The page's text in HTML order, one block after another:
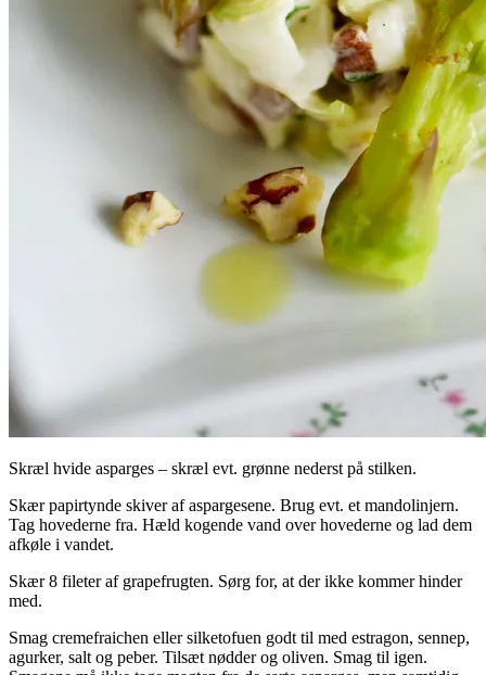
Skræl hvide asparges – skræl evt. grønne nederst på stilken.
Skær papirtynde skiver af aspargesene. Brug evt. et mandolinjern.
Tag hovederne fra. Hæld kogende vand over hovederne og lad dem
afkøle i vandet.
Skær 8 fileter af grapefrugten. Sørg for, at der ikke kommer hinder
med.
Smag cremefraichen eller silketofuen godt til med estragon, sennep,
agurker, salt og peber. Tilsæt nødder og oliven. Smag til igen.